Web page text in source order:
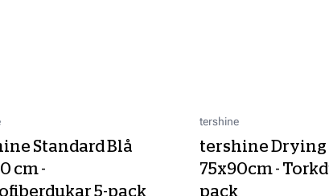
Standard Blå
cm -
5-pack
tershine
tershine Drying
75x90cm -
pack